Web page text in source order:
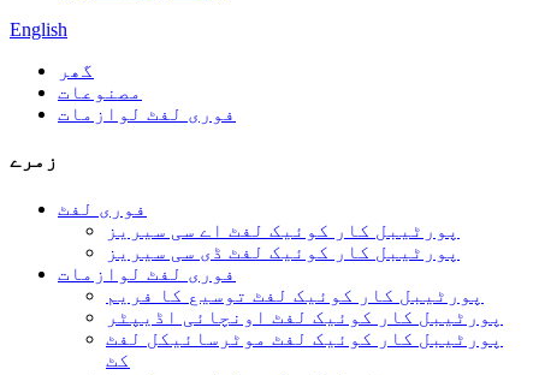
English
گھر
مصنوعات
فوری لفٹ لوازمات
زمرے
فوری لفٹ
پورٹیبل کار کوئیک لفٹ اے سی سیریز
پورٹیبل کار کوئیک لفٹ ڈی سی سیریز
فوری لفٹ لوازمات
پورٹیبل کار کوئیک لفٹ توسیع کا فریم
پورٹیبل کار کوئیک لفٹ اونچائی اڈیپٹر
پورٹیبل کار کوئیک لفٹ موٹرسائیکل لفٹ
کٹ